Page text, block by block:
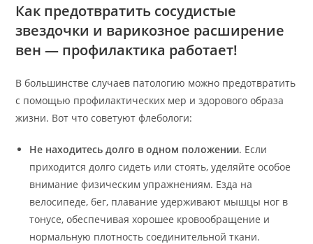
Как предотвратить сосудистые
звездочки и варикозное расширение
вен — профилактика работает!
В большинстве случаев патологию можно предотвратить
с помощью профилактических мер и здорового образа
жизни. Вот что советуют флебологи:
Не находитесь долго в одном положении. Если
приходится долго сидеть или стоять, уделяйте особое
внимание физическим упражнениям. Езда на
велосипеде, бег, плавание удерживают мышцы ног в
тонусе, обеспечивая хорошее кровообращение и
нормальную плотность соединительной ткани.